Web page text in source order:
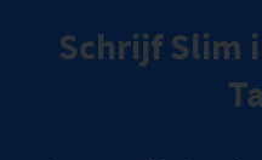
Schrijf Slim